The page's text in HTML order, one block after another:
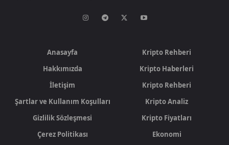
Anasayfa
Hakkımızda
İletişim
Şartlar ve Kullanım Koşulları
Gizlilik Sözleşmesi
Çerez Politikası
Kripto Rehberi
Kripto Haberleri
Kripto Rehberi
Kripto Analiz
Kripto Fiyatları
Ekonomi